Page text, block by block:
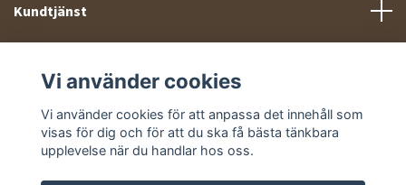
Kundtjänst
Sociala medier
Vi använder cookies
Vi använder cookies för att anpassa det innehåll som
visas för dig och för att du ska få bästa tänkbara
upplevelse när du handlar hos oss.